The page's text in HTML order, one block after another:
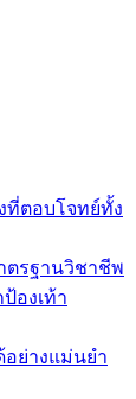
ที่ตอบโจทย์ทั้ง
ตรฐานวิชาชีพ
องเท้า
อย่างแม่นยำ